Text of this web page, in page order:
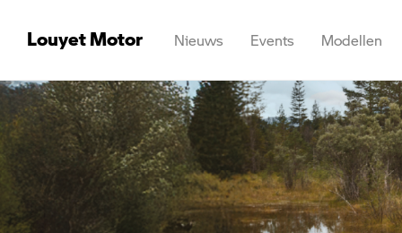
Louyet Motor Nieuws Events Modellen
Overzicht
Stock Ath
Stock